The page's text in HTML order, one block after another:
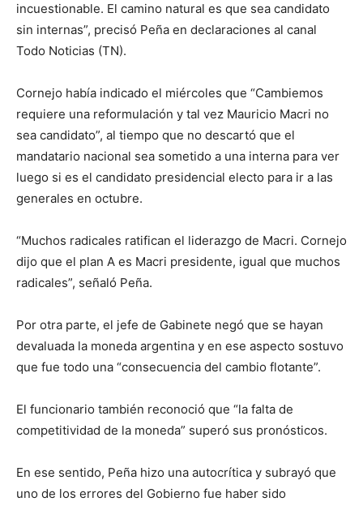
incuestionable. El camino natural es que sea candidato
sin internas”, precisó Peña en declaraciones al canal
Todo Noticias (TN).
Cornejo había indicado el miércoles que “Cambiemos
requiere una reformulación y tal vez Mauricio Macri no
sea candidato”, al tiempo que no descartó que el
mandatario nacional sea sometido a una interna para ver
luego si es el candidato presidencial electo para ir a las
generales en octubre.
“Muchos radicales ratifican el liderazgo de Macri. Cornejo
dijo que el plan A es Macri presidente, igual que muchos
radicales”, señaló Peña.
Por otra parte, el jefe de Gabinete negó que se hayan
devaluada la moneda argentina y en ese aspecto sostuvo
que fue todo una “consecuencia del cambio flotante”.
El funcionario también reconoció que “la falta de
competitividad de la moneda” superó sus pronósticos.
En ese sentido, Peña hizo una autocrítica y subrayó que
uno de los errores del Gobierno fue haber sido